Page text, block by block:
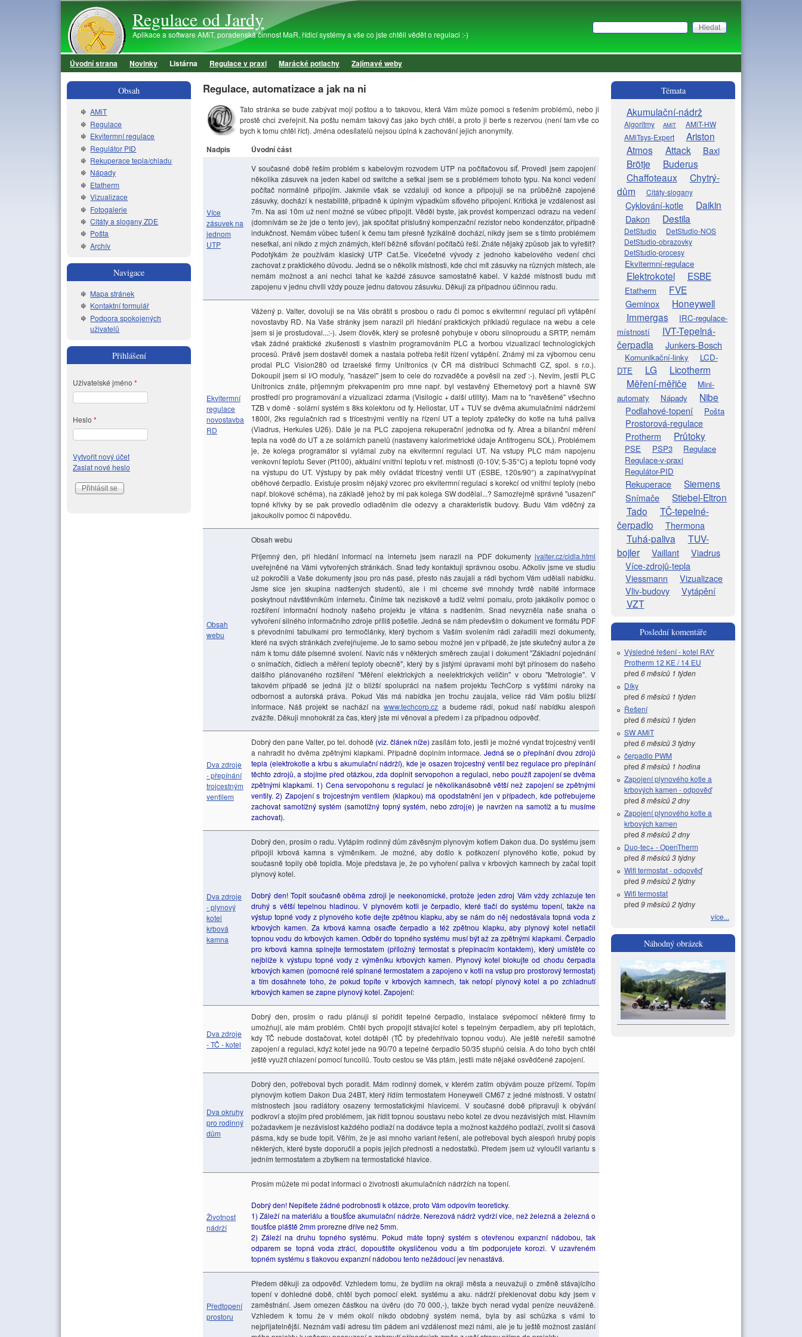
Regulace od Jardy
Aplikace a software AMiT, poradenská činnost MaR, řídicí systémy a vše co jste chtěli vědět o regulaci :-) Vyhledávání
Hledat
Hlavní menu
Úvodní strana Novinky Listárna Regulace v praxi Marácké potlachy Zajímavé weby
Regulace, automatizace a jak na ni
Tato stránka se bude zabývat mojí poštou a to takovou, která Vám může pomoci s řešením problémů, nebo ji
prostě chci zveřejnit. Na poštu nemám takový čas jako bych chtěl, a proto ji berte s rezervou (není tam vše co
bych k tomu chtěl říct). Jména odesílatelů nejsou úplná k zachování jejich anonymity.
Nadpis Úvodní část
Více
zásuvek na
jednom
UTP
V současné době řeším problém s kabelovým rozvodem UTP na počítačovou síť. Provedl jsem zapojení
několika zásuvek na jeden kabel od switche a setkal jsem se s problémem tohoto typu. Na konci vedení
počítač normálně připojím. Jakmile však se vzdaluji od konce a připojuji se na průběžně zapojené
zásuvky, dochází k nestabilitě, případně k úplným výpadkům síťového připojení. Kritická je vzdálenost asi
7m. Na asi 10m už není možné se vůbec připojit. Věděl byste, jak provést kompenzaci odrazu na vedení
(domnívám se že jde o tento jev), jak spočítat příslušný kompenzační rezistor nebo kondenzátor, případně
indukčnost. Nemám vůbec tušení k čemu tam přesně fyzikálně dochází, nikdy jsem se s tímto problémem
nesetkal, ani nikdo z mých známých, kteří běžně síťování počítačů řeší. Znáte nějaký způsob jak to vyřešit?
Podotýkám že používám klasický UTP Cat.5e. Vícečetné vývody z jednoho kabelového vedení chci
zachovat z praktického důvodu. Jedná se o několik místnosti, kde chci mít zásuvky na různých místech, ale
nemám možnost a ani nechci tahat ke každé zásuvce samostatně kabel. V každé místnosti budu mít
zapojenu v jednu chvíli vždy pouze jednu datovou zásuvku. Děkuji za případnou účinnou radu.
Ekvitermní
regulace
novostavba
RD
Vážený p. Valter, dovoluji se na Vás obrátit s prosbou o radu či pomoc s ekvitermní regulací při vytápění
novostavby RD. Na Vaše stránky jsem narazil při hledání praktických příkladů regulace na webu a cele
jsem si je prostudoval...:-). Jsem člověk, který se profesně pohybuje v oboru silnoproudu a SRTP, nemám
však žádné praktické zkušenosti s vlastním programováním PLC a tvorbou vizualizací technologických
procesů. Právě jsem dostavěl domek a nastala potřeba řešit řízení vytápění. Známý mi za výbornou cenu
prodal PLC Vision280 od Izraelské firmy Unitronics (v ČR má distribuci Schmachtl CZ, spol. s r.o.).
Dokoupil jsem si I/O moduly, "nasázel" jsem to cele do rozvaděče a pověsil na zeď :-). Nevím, jestli PLC
Unitronics znáte, příjemným překvapením pro mne např. byl vestavěný Ethernetový port a hlavně SW
prostředí pro programování a vizualizaci zdarma (Visilogic + další utility). Mam na to "navěšené" všechno
TZB v domě - solární systém s 8ks kolektoru od fy. Heliostar, UT + TUV se dvěma akumulačními nádržemi
1800l, 2ks regulačních rad s třícestnými ventily na řízení UT a teploty zpátečky do kotle na tuhá paliva
(Viadrus, Herkules U26). Dále je na PLC zapojena rekuperační jednotka od fy. Atrea a bilanční měření
tepla na vodě do UT a ze solárních panelů (nastaveny kalorimetrické údaje Antifrogenu SOL). Problémem
je, že kolega programátor si vylámal zuby na ekvitermní regulaci UT. Na vstupy PLC mám napojenu
venkovní teplotu Sever (Pt100), aktuální vnitřní teplotu v ref. místnosti (0-10V; 5-35°C) a teplotu topné vody
na výstupu do UT. Výstupy by pak měly ovládat třícestný ventil UT (ESBE, 120s/90°) a zapínat/vypínat
oběhové čerpadlo. Existuje prosím nějaký vzorec pro ekvitermní regulaci s korekcí od vnitřní teploty (nebo
např. blokové schéma), na základě jehož by mi pak kolega SW dodělal...? Samozřejmě správné "usazení"
topné křivky by se pak provedlo odladěním dle odezvy a charakteristik budovy. Budu Vám vděčný za
jakoukoliv pomoc či nápovědu.
Obsah
webu
Obsah webu
Příjemný den, při hledání informací na internetu jsem narazil na PDF dokumenty jvalter.cz/cidla.html
uveřejněné na Vámi vytvořených stránkách. Snad tedy kontaktuji správnou osobu. Ačkoliv jsme ve studiu
už pokročili a Vaše dokumenty jsou pro nás pasé, přesto nás zaujali a rádi bychom Vám udělali nabídku.
Jsme sice jen skupina nadšených studentů, ale i mi chceme své mnohdy tvrdě nabité informace
poskytnout návštěvníkům internetu. Činíme tak neziskově a tudíž velmi pomalu, proto jakákoliv pomoc o
rozšíření informační hodnoty našeho projektu je vítána s nadšením. Snad nevyzněla naše snaha o
vytvoření silného informačního zdroje příliš pošetile. Jedná se nám především o dokument ve formátu PDF
s převodními tabulkami pro termočlánky, který bychom s Vaším svolením rádi zařadili mezi dokumenty,
které na svých stránkách zveřejňujeme. Je to samo sebou možné jen v případě, že jste skutečný autor a že
nám k tomu dáte písemné svolení. Navíc nás v některých směrech zaujal i dokument "Základní pojednání
o snímačích, čidlech a měření teploty obecně", který by s jistými úpravami mohl být přínosem do našeho
dalšího plánovaného rozšíření "Měření elektrických a neelektrických veličin" v oboru "Metrologie". V
takovém případě se jedná již o bližší spolupráci na našem projektu TechCorp s vyššími nároky na
odbornost a autorská práva. Pokud Vás má nabídka jen trochu zaujala, velice rád Vám pošlu bližší
informace. Náš projekt se nachází nawww.techcorp.cz a budeme rádi, pokud naší nabídku alespoň
zvážíte. Děkuji mnohokrát za čas, který jste mi věnoval a předem i za případnou odpověď.
Dva zdroje
- přepínání
trojcestným
ventilem
Dobrý den pane Valter, po tel. dohodě (viz. článek níže) zasílám foto, jestli je možné vyndat trojcestný ventil
a nahradit ho dvěma zpětnými klapkami. Případně doplním informace.Jedná se o přepínání dvou zdrojů
tepla (elektrokotle a krbu s akumulační nádrží), kde je osazen trojcestný ventil bez regulace pro přepínání
těchto zdrojů, a stojíme před otázkou, zda doplnit servopohon a regulaci, nebo použít zapojení se dvěma
zpětnými klapkami. 1) Cena servopohonu s regulací je několikanásobně větší než zapojení se zpětnými
ventily. 2) Zapojení s trojcestným ventilem (klapkou) má opodstatnění jen v případech, kde potřebujeme
zachovat samotížný systém (samotížný topný systém, nebo zdroj(e) je navržen na samotíž a tu musíme
zachovat).
Dva zdroje
- plynový
kotel
krbová
kamna
Dobrý den, prosím o radu. Vytápím rodinný dům závěsným plynovým kotlem Dakon dua. Do systému jsem
připojil krbová kamna s výměníkem. Je možné, aby došlo k poškození plynového kotle, pokud by
současně topily obě topidla. Moje představa je, že po vyhoření paliva v krbových kamnech by začal topit
plynový kotel.
Dobrý den! Topit současně oběma zdroji je neekonomické, protože jeden zdroj Vám vždy zchlazuje ten
druhý s větší tepelnou hladinou. V plynovém kotli je čerpadlo, které tlačí do systému topení, takže na
výstup topné vody z plynového kotle dejte zpětnou klapku, aby se nám do něj nedostávala topná voda z
krbových kamen. Za krbová kamna osaďte čerpadlo a též zpětnou klapku, aby plynový kotel netlačil
topnou vodu do krbových kamen. Odběr do topného systému musí být až za zpětnými klapkami. Čerpadlo
pro krbová kamna spínejte termostatem (příložný termostat s přepínacím kontaktem), který umístěte co
nejblíže k výstupu topné vody z výměníku krbových kamen. Plynový kotel blokujte od chodu čerpadla
krbových kamen (pomocné relé spínané termostatem a zapojeno v kotli na vstup pro prostorový termostat)
a tím dosáhnete toho, že pokud topíte v krbových kamnech, tak netopí plynový kotel a po zchladnutí
krbových kamen se zapne plynový kotel. Zapojení:
Dva zdroje
- TČ - kotel
Dobrý den, prosím o radu plánuji si pořídit tepelné čerpadlo, instalace svépomocí některé firmy to
umožňují, ale mám problém. Chtěl bych propojit stávající kotel s tepelným čerpadlem, aby při teplotách,
kdy TČ nebude dostačovat, kotel dotápěl (TČ by předehřívalo topnou vodu). Ale ještě neřešil samotné
zapojení a regulaci, když kotel jede na 90/70 a tepelné čerpadlo 50/35 stupňů celsia. A do toho bych chtěl
ještě využít chlazení pomocí funcoilů. Touto cestou se Vás ptám, jestli máte nějaké osvědčené zapojení.
Dva okruhy
pro rodinný
dům
Dobrý den, potřeboval bych poradit. Mám rodinný domek, v kterém zatím obývám pouze přízemí. Topím
plynovým kotlem Dakon Dua 24BT, který řídím termostatem Honeywell CM67 z jedné místnosti. V ostatní
místnostech jsou radiátory osazeny termostatickými hlavicemi. V současné době připravuji k obývání
podkroví a stojím před problémem, jak řídit topnou soustavu nebo kotel ze dvou nezávislých míst. Hlavním
požadavkem je nezávislost každého podlaží na dodávce tepla a možnost každého podlaží, zvolit si časová
pásma, kdy se bude topit. Věřím, že je asi mnoho variant řešení, ale potřeboval bych alespoň hrubý popis
některých, které byste doporučil a popis jejich přednosti a nedostatků. Předem jsem už vyloučil variantu s
jedním termostatem a zbytkem na termostatické hlavice.
Životnost
nádrží
Prosím můžete mi podat informaci o životnosti akumulačních nádržích na topení.
Dobrý den! Nepíšete žádné podrobnosti k otázce, proto Vám odpovím teoreticky.
1) Záleží na materiálu a tloušťce akumulační nádrže. Nerezová nádrž vydrží více, než železná a železná o
tloušťce pláště 2mm prorezne dříve než 5mm.
2) Záleží na druhu topného systému. Pokud máte topný systém s otevřenou expanzní nádobou, tak
odparem se topná voda ztrácí, dopouštíte okysličenou vodu a tím podporujete korozi. V uzavřeném
topném systému s tlakovou expanzní nádobou tento nežádoucí jev nenastává.
Předtopení
prostoru
Předem děkuji za odpověď. Vzhledem tomu, že bydlím na okraji města a neuvažuji o změně stávajícího
topení v dohledné době, chtěl bych pomocí elekt. systému a aku. nádrží překlenovat dobu kdy jsem v
zaměstnání. Jsem omezen částkou na úvěru (do 70 000,-), takže bych nerad vydal peníze neuváženě.
Vzhledem k tomu že v mém okolí nikdo obdobný systém nemá, byla by asi schůzka s vámi to
nejpřijatelnější. Neznám vaši adresu tím pádem ani vzdálenost mezi námi, ale je tu ještě možnost zaslání
Obsah
AMiT
Regulace
Ekvitermní regulace
Regulátor PID
Rekuperace tepla/chladu
Nápady
Etatherm
Vizualizace
Fotogalerie
Citáty a slogany ZDE
Pošta
Archív
Navigace
Mapa stránek
Kontaktní formulář
Podpora spokojených
uživatelů
Přihlášení
Uživatelské jméno *
Heslo *
Vytvořit nový účet
Zaslat nové heslo
Témata
Akumulační-nádrž
Algoritmy AMiT
AMiT-HW
AMiTsys-Expert
Ariston
Atmos
Attack Baxi
Brötje
Buderus
Chaffoteaux
Chytrý-
dům
Citáty-slogany
Cyklování-kotle Daikin
Dakon Destila
DetStudio
DetStudio-NOS
DetStudio-obrazovky
DetStudio-procesy
Ekvitermní-regulace
Elektrokotel ESBE
Etatherm FVE
Geminox
Honeywell
Immergas
IRC-regulace-
místností
IVT-Tepelná-
čerpadla
Junkers-Bosch
Komunikační-linky
LCD-
DTE
LG
Licotherm
Měření-měřiče
Mini-
automaty
Nápady Nibe
Podlahové-topení Pošta
Prostorová-regulace
Protherm
Průtoky
PSE PSP3
Regulace
Regulace-v-praxi
Regulátor-PID
Rekuperace Siemens
Snímače
Stiebel-Eltron
Tado
TČ-tepelné-
čerpadlo
Thermona
Tuhá-paliva
TUV-
bojler
Vaillant
Viadrus
Více-zdrojů-tepla
Viessmann
Vizualizace
Vliv-budovy
Vytápění
VZT
Poslední komentáře
Výsledné řešení - kotel RAY
Protherm 12 KE / 14 EU
před 6 měsíců 1 týden
Díky
před 6 měsíců 1 týden
Řešení
před 6 měsíců 1 týden
SW AMiT
před 6 měsíců 3 týdny
čerpadlo PWM
před 8 měsíců 1 hodina
Zapojení plynového kotle a
krbových kamen - odpověď
před 8 měsíců 2 dny
Zapojení plynového kotle a
krbových kamen
před 8 měsíců 2 dny
Duo-tec+ - OpenTherm
před 8 měsíců 3 týdny
Wifi termostat - odpověď
před 9 měsíců 2 týdny
Wifi termostat
před 9 měsíců 2 týdny
více...
Náhodný obrázek